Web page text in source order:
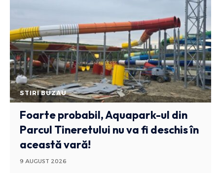
STIRI BUZAU
Foarte probabil, Aquapark-ul din
Parcul Tineretului nu va fi deschis în
această vară!
9 AUGUST 2026